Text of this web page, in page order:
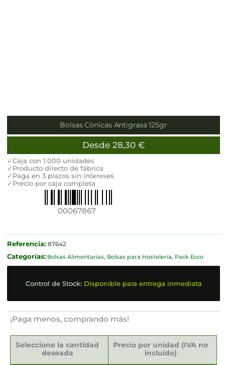
Bolsas Cónicas Antigrasa 125gr
Desde 28,30 €
✓Caja con 1.000 unidades
✓Producto directo de fábrica
✓Paga en 3 plazos sin intereses
✓Precio por caja completa
00067867
Referencia: 87642
Categorías: Bolsas Alimentarias, Bolsas para Hostelería, Pack Ecco
Control de Stock: Disponible para entrega inmediata
¡Paga menos, comprando más!
Seleccione la cantidad
deseada
Precio por unidad (IVA no
incluído)
Cónicas
Antigrasa